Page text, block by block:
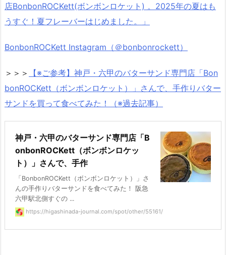
店BonbonROCKett(ボンボンロケット) 。2025年の夏はも
うすぐ！夏フレーバーはじめました。」
BonbonROCKett Instagram（＠bonbonrockett）
＞＞＞
【※ご参考】神戸・六甲のバターサンド専門店「Bon
bonROCKett（ボンボンロケット）」さんで、手作りバター
サンドを買って食べてみた！（※過去記事）
神戸・六甲のバターサンド専門店「B
onbonROCKett（ボンボンロケッ
ト）」さんで、手作
「BonbonROCKett（ボンボンロケット）」さ
んの手作りバターサンドを食べてみた！ 阪急
六甲駅北側すぐの ...
https://higashinada-journal.com/spot/other/55161/